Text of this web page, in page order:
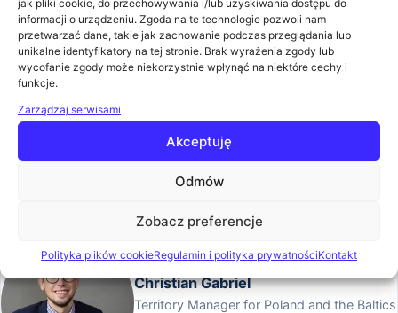
jak pliki cookie, do przechowywania i/lub uzyskiwania dostępu do
informacji o urządzeniu. Zgoda na te technologie pozwoli nam
przetwarzać dane, takie jak zachowanie podczas przeglądania lub
unikalne identyfikatory na tej stronie. Brak wyrażenia zgody lub
wycofanie zgody może niekorzystnie wpłynąć na niektóre cechy i
funkcje.
Zarządzaj serwisami
Akceptuję
Odmów
Zobacz preferencje
Polityka plików cookieRegulamin i polityka prywatnościKontakt
prelekcji przedstawię w zarysach metodę
łańcucha krytycznego (Critical Chain Project
Management), która została zaprojektowana od
podstaw, by stawić czoła niepewności
pojawiającej się w projektach oraz usunąć
możliwe do usunięcia przyczyny opóźnień.
Zakończenie konferencji
Christian Gabriel
Territory Manager for Poland and the Baltics